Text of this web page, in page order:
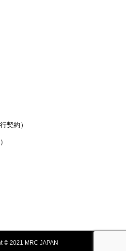
契約）
© 2021 MRC JAPAN